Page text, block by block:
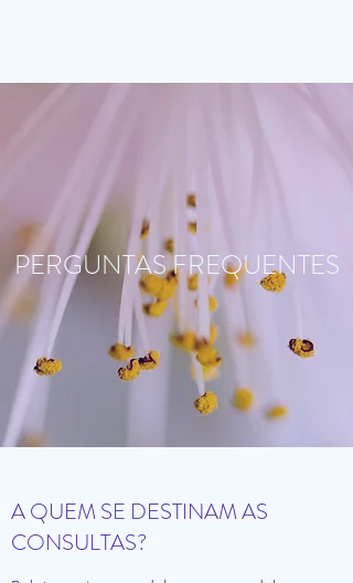
PERGUNTAS FREQUENTES
A QUEM SE DESTINAM AS
CONSULTAS?